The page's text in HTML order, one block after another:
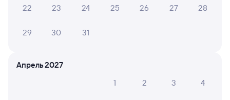
22 23 24 25 26 27 28
29 30 31
Апрель 2027
1
2 3 4